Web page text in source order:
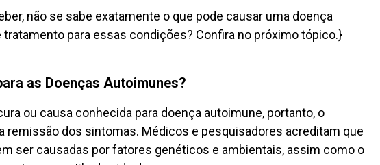
não se sabe exatamente o que pode causar uma doença
para essas condições? Confira no próximo tópico.}
as Doenças Autoimunes?
ou causa conhecida para doença autoimune, portanto, o
remissão dos sintomas. Médicos e pesquisadores acreditam que
ser causadas por fatores genéticos e ambientais, assim como o